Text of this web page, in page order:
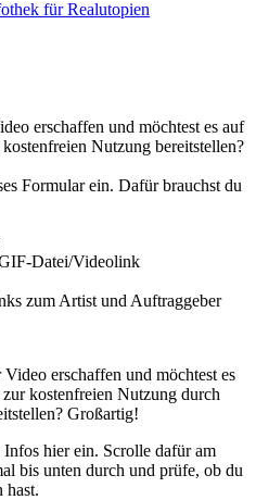
erschaffen und möchtest es auf
Nutzung bereitstellen?
Formular ein. Dafür brauchst du
Datei/Videolink
zum Artist und Auftraggeber
erschaffen und möchtest es
kostenfreien Nutzung durch
Großartig!
hier ein. Scrolle dafür am
bis unten durch und prüfe, ob du
hast.